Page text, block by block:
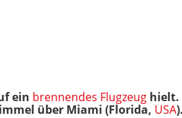
ein brennendes Flugzeug hielt.
über Miami (Florida, USA).